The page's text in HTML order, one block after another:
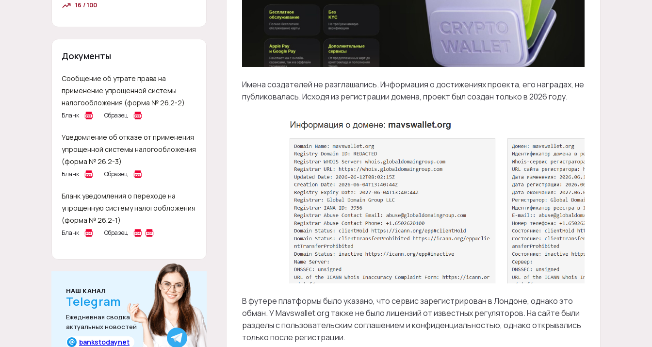
16 / 100
Документы
Сообщение об утрате права на
применение упрощенной системы
налогообложения (форма № 26.2-2)
Бланк Образец
Уведомление об отказе от применения
упрощенной системы налогообложения
(форма № 26.2-3)
Бланк Образец
Бланк уведомления о переходе на
упрощенную систему налогообложения
(форма № 26.2-1)
Бланк Образец
НАШ КАНАЛ
Telegram
Ежедневная сводка
актуальных новостей
@ bankstodaynet
Имена создателей не разглашались. Информация о достижениях проекта, его наградах, не
публиковалась. Исходя из регистрации домена, проект был создан только в 2026 году.
В футере платформы было указано, что сервис зарегистрирован в Лондоне, однако это
обман. У Mavswallet org также не было лицензий от известных регуляторов. На сайте были
разделы с пользовательским соглашением и конфиденциальностью, однако открывались
только после регистрации.